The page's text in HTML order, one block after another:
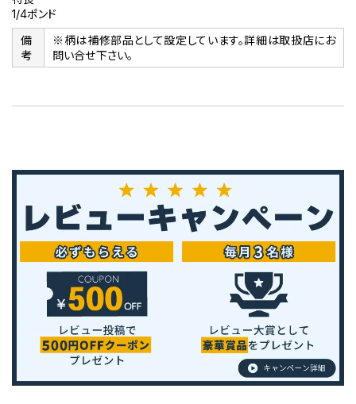
1/4ポンド
備
考
※柄は補修部品として設定しています。詳細は取扱店にお
問い合せ下さい。